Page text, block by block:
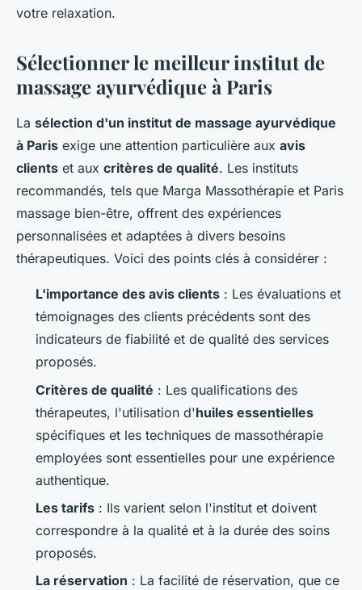
votre relaxation.
Sélectionner le meilleur institut de
massage ayurvédique à Paris
La sélection d'un institut de massage ayurvédique
à Paris exige une attention particulière aux avis
clients et aux critères de qualité. Les instituts
recommandés, tels que Marga Massothérapie et Paris
massage bien-être, offrent des expériences
personnalisées et adaptées à divers besoins
thérapeutiques. Voici des points clés à considérer :
L'importance des avis clients : Les évaluations et
témoignages des clients précédents sont des
indicateurs de fiabilité et de qualité des services
proposés.
Critères de qualité : Les qualifications des
thérapeutes, l'utilisation d'huiles essentielles
spécifiques et les techniques de massothérapie
employées sont essentielles pour une expérience
authentique.
Les tarifs : Ils varient selon l'institut et doivent
correspondre à la qualité et à la durée des soins
proposés.
La réservation : La facilité de réservation, que ce